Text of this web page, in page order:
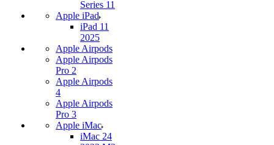
Series 11
Apple iPad
iPad 11
2025
Apple Airpods
Apple Airpods
Pro 2
Apple Airpods
4
Apple Airpods
Pro 3
Apple iMac
iMac 24